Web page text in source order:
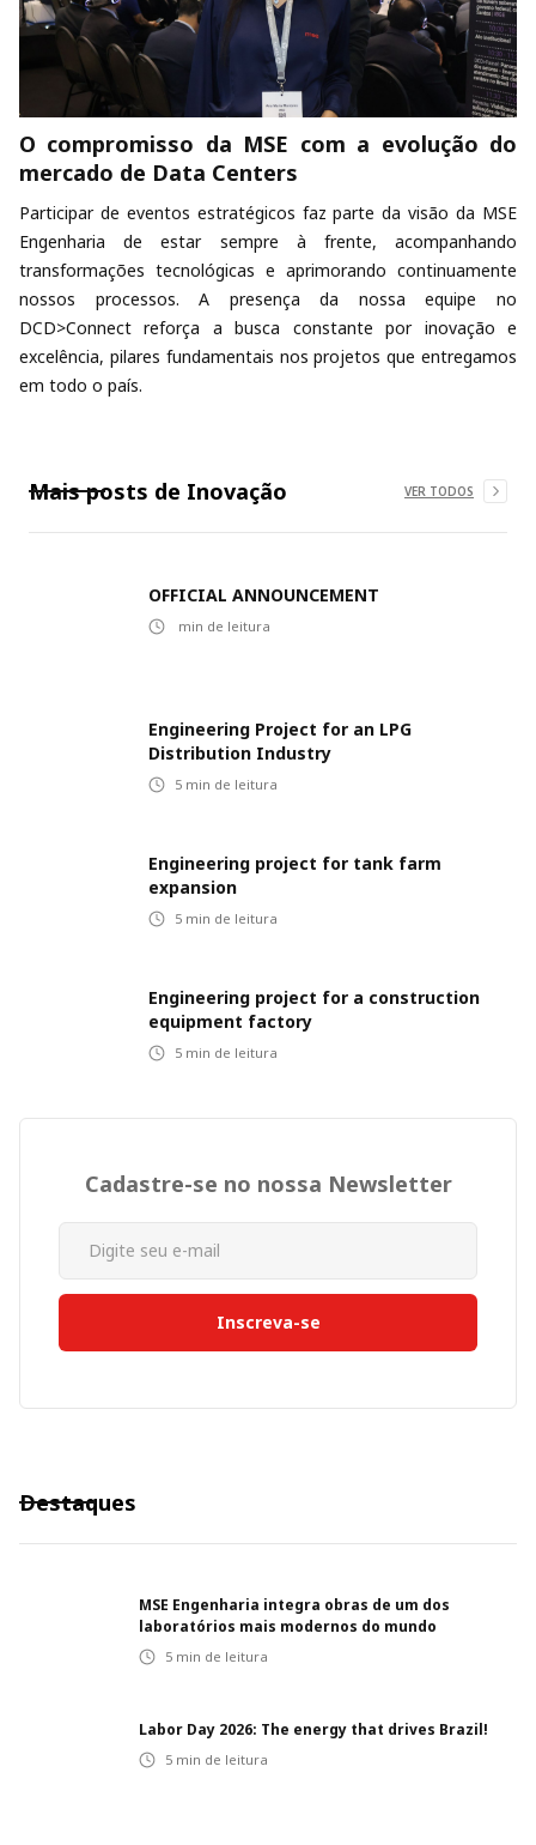
O compromisso da MSE com a evolução do
mercado de Data Centers
Participar de eventos estratégicos faz parte da visão da MSE
Engenharia de estar sempre à frente, acompanhando
transformações tecnológicas e aprimorando continuamente
nossos processos. A presença da nossa equipe no
DCD>Connect reforça a busca constante por inovação e
excelência, pilares fundamentais nos projetos que entregamos
em todo o país.
Mais posts de Inovação VER TODOS
OFFICIAL ANNOUNCEMENT
min de leitura
Engineering Project for an LPG
Distribution Industry
5 min de leitura
Engineering project for tank farm
expansion
5 min de leitura
Engineering project for a construction
equipment factory
5 min de leitura
Cadastre-se no nossa Newsletter
Destaques
MSE Engenharia integra obras de um dos
laboratórios mais modernos do mundo
5 min de leitura
Labor Day 2026: The energy that drives Brazil!
5 min de leitura